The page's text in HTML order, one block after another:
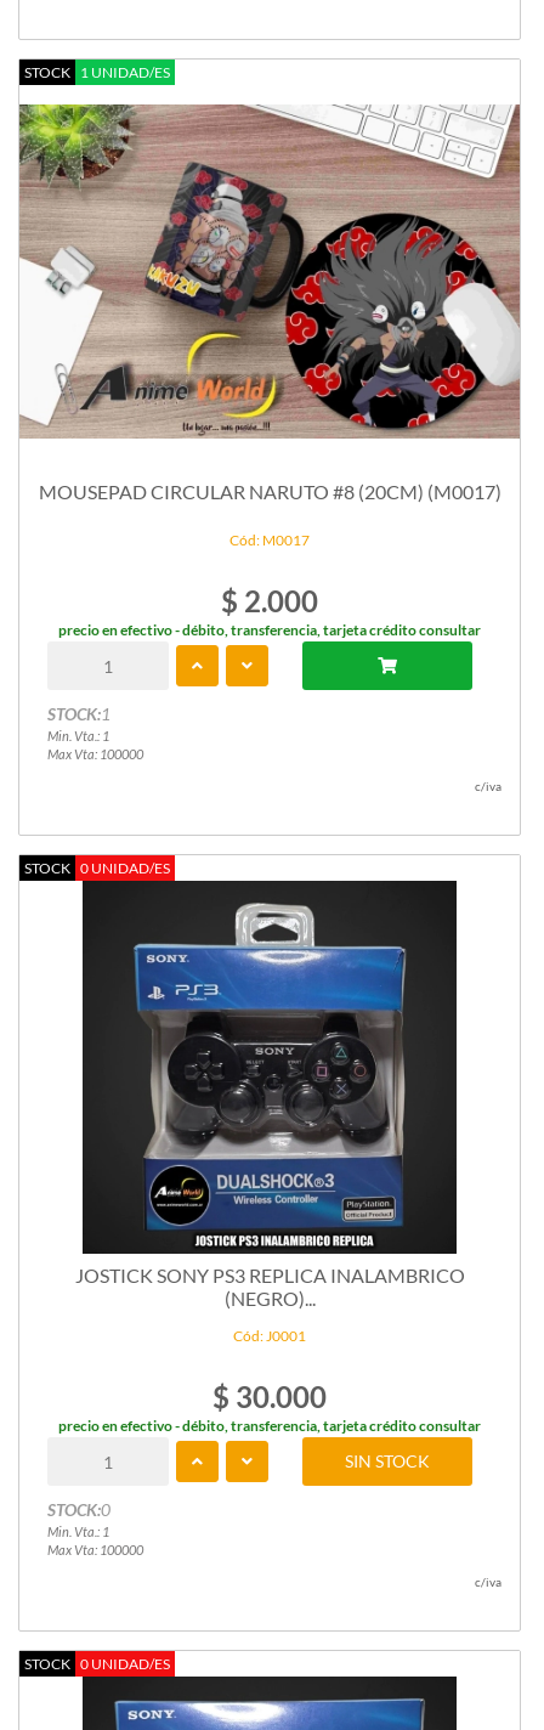
STOCK 1 UNIDAD/ES
MOUSEPAD CIRCULAR NARUTO #8 (20CM) (M0017)
Cód: M0017
$ 2.000
precio en efectivo - débito, transferencia, tarjeta crédito consultar
STOCK:1
Min. Vta.: 1
Max Vta: 100000
c/iva
STOCK 0 UNIDAD/ES
JOSTICK SONY PS3 REPLICA INALAMBRICO
(NEGRO)...
Cód: J0001
$ 30.000
precio en efectivo - débito, transferencia, tarjeta crédito consultar
STOCK:0
Min. Vta.: 1
Max Vta: 100000
SIN STOCK
c/iva
STOCK 0 UNIDAD/ES